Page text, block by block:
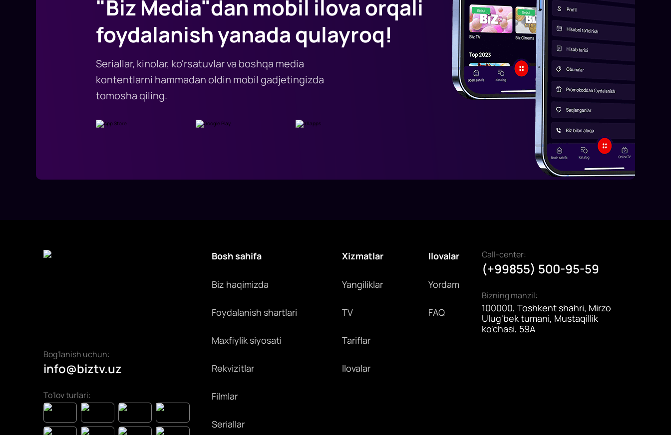
"Biz Media"dan mobil ilova orqali
foydalanish yanada qulayroq!
Seriallar, kinolar, ko'rsatuvlar va boshqa media
kontentlarni hammadan oldin mobil gadjetingizda
tomosha qiling.
Bog'lanish uchun:
info@biztv.uz
To'lov turlari:
Bosh sahifa
Biz haqimizda
Foydalanish shartlari
Maxfiylik siyosati
Rekvizitlar
Filmlar
Seriallar
Xizmatlar
Yangiliklar
TV
Tariflar
Ilovalar
Ilovalar
Yordam
FAQ
Call-center:
(+99855) 500-95-59
Bizning manzil:
100000, Toshkent shahri, Mirzo
Ulug'bek tumani, Mustaqillik
ko'chasi, 59A